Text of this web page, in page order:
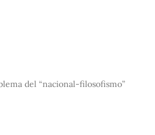
del “nacional-filosofismo”